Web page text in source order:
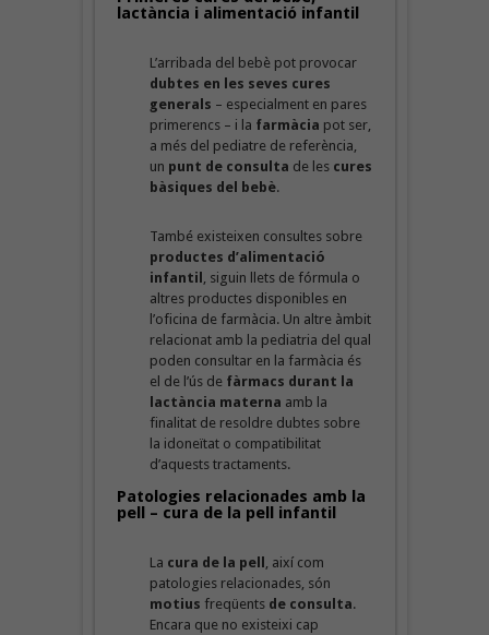
lactància i alimentació infantil
L’arribada del bebè pot provocar
dubtes en les seves cures
generals – especialment en pares
primerencs – i la farmàcia pot ser,
a més del pediatre de referència,
un punt de consulta de les cures
bàsiques del bebè.
També existeixen consultes sobre
productes d’alimentació
infantil , siguin llets de fórmula o
altres productes disponibles en
l’oficina de farmàcia. Un altre àmbit
relacionat amb la pediatria del qual
poden consultar en la farmàcia és
el de l’ús de fàrmacs durant la
lactància materna amb la
finalitat de resoldre dubtes sobre
la idoneïtat o compatibilitat
d’aquests tractaments.
Patologies relacionades amb la
pell – cura de la pell infantil
La cura de la pell , així com
patologies relacionades, són
motius freqüents de consulta.
Encara que no existeixi cap